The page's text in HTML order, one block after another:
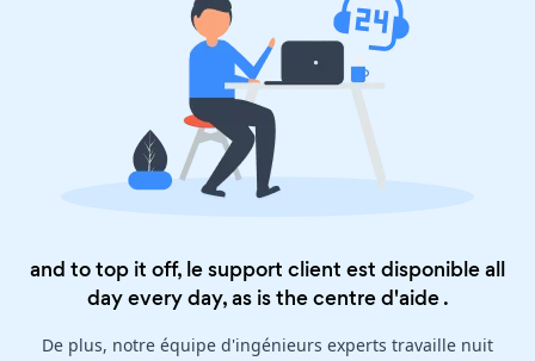
and to top it off, le support client est disponible all
day every day, as is thecentre d'aide.
De plus, notre équipe d'ingénieurs experts travaille nuit